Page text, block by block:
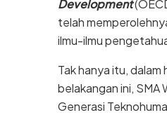
Development
telah
ilmu-ilmu
Tak hanya itu,
belakangan ini, SMA
Generasi